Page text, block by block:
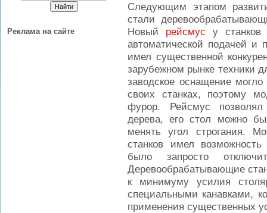
Реклама на сайте
Следующим этапом
стали
Новый рейсмус у
автоматической подачей и
имел существенной
зарубежном рынке техники
заводское оснащение
своих станках, поэтому
фурор. Рейсмус позволял
дерева, его стол можно
менять угол строгания.
станков имел
было запросто
Деревообрабатывающие
к минимуму усилия
специальными канавками,
применения существенных